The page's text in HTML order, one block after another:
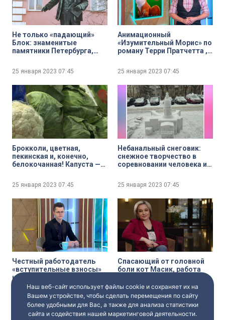
Не только «падающий»
Блок: знаменитые
памятники Петербурга,
принятые современниками
25 января 2023 07:45
Анимационный
«Изумительный Морис» по
роману Терри Пратчетта ,
«Крушение» и «Высоцкий.
Неизвестные страницы.
Фильм первый: Одесская
тетрадь» к юбилею поэта
— кинопремьеры недели
25 января 2023 07:45
Брокколи, цветная,
пекинская и, конечно,
белокочанная! Капуста —
25 января 2023 07:45
Небанальный снеговик:
снежное творчество в
соревновании человека и
25 января 2023 07:45
Честный работодатель
«вступительные взносы»
не собирает: схемы
обмана при устройстве на
удалённую работу
25 января 2023 07:45
Спасающий от головной
боли кот Масик, работа
всегда прекрасный статус
невесты — встречаем утро
с Татьяной Булановой
25 января 202307:45
Наш веб-сайт использует файлы cookie и сохраняет их на
Вашем устройстве, чтобы сделать перемещения по сайту
более удобными для Вас, а также для анализа статистики
сайта и содействия нашей маркетинговой деятельности.